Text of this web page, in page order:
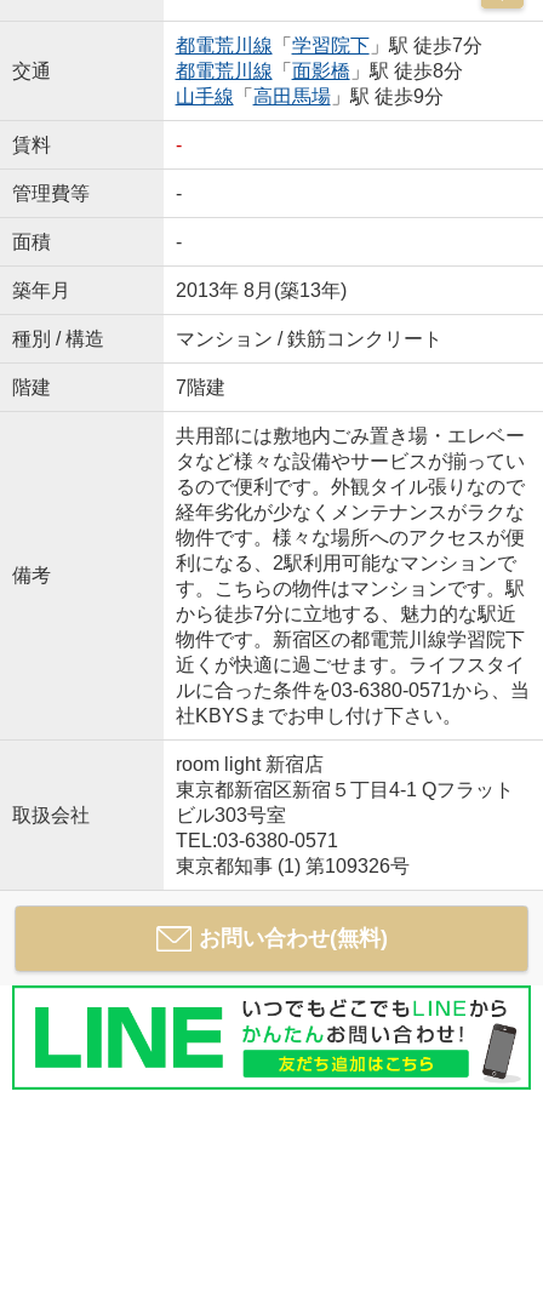
交通
都電荒川線 「 学習院下」駅 徒歩7分
都電荒川線 「 面影橋 」駅 徒歩8分
山手線 「 高田馬場」駅 徒歩9分
賃料 -
管理費等 -
面積 -
築年月 2013年 8月(築13年)
種別 / 構造 マンション / 鉄筋コンクリート
階建 7階建
備考
共用部には敷地内ごみ置き場・エレベー
タなど様々な設備やサービスが揃ってい
るので便利です。外観タイル張りなので
経年劣化が少なくメンテナンスがラクな
物件です。様々な場所へのアクセスが便
利になる、2駅利用可能なマンションで
す。こちらの物件はマンションです。駅
から徒歩7分に立地する、魅力的な駅近
物件です。新宿区の都電荒川線学習院下
近くが快適に過ごせます。ライフスタイ
ルに合った条件を03-6380-0571から、当
社KBYSまでお申し付け下さい。
取扱会社
room light 新宿店
東京都新宿区新宿５丁目4-1 Qフラット
ビル303号室
TEL:03-6380-0571
東京都知事 (1) 第109326号
お問い合わせ(無料)